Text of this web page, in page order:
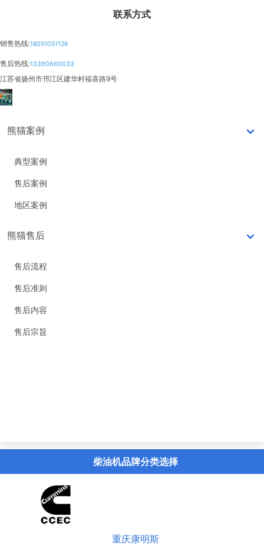
联系方式
销售热线:18051051126
售后热线:13390660033
江苏省扬州市邗江区建华村福喜路9号
熊猫案例
典型案例
售后案例
地区案例
熊猫售后
售后流程
售后准则
售后内容
售后宗旨
柴油机品牌分类选择
重庆康明斯